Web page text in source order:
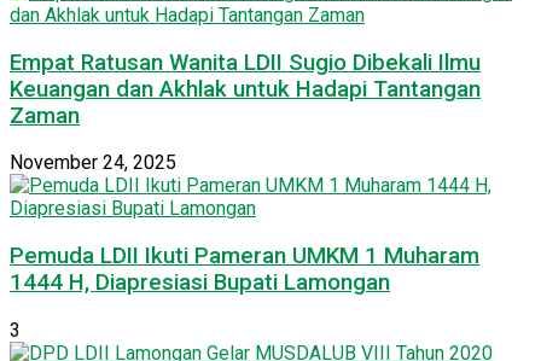
Empat Ratusan Wanita LDII Sugio Dibekali Ilmu
Keuangan dan Akhlak untuk Hadapi Tantangan
Zaman
November 24, 2025
Pemuda LDII Ikuti Pameran UMKM 1 Muharam
1444 H, Diapresiasi Bupati Lamongan
3